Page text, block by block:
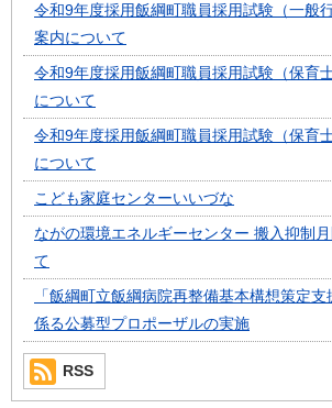
令和9年度採用飯綱町職員採用試験（一般
案内について
令和9年度採用飯綱町職員採用試験（保育
について
令和9年度採用飯綱町職員採用試験（保育
について
こども家庭センターいいづな
ながの環境エネルギーセンター 搬入抑制
て
「飯綱町立飯綱病院再整備基本構想策定
係る公募型プロポーザルの実施
RSS